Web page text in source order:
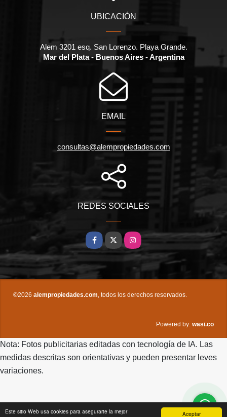
Aceptar
Este sitio Web usa cookies para asegurarte la mejor
UBICACIÓN
Alem 3201 esq. San Lorenzo. Playa Grande.
Mar del Plata - Buenos Aires - Argentina
EMAIL
consultas@alempropiedades.com
REDES SOCIALES
Facebook
X Instagram
©2026 alempropiedades.com, todos los derechos reservados.
Powered by: wasi.co
Nota: Fotos publicitarias editadas con tecnología de IA. Las
medidas descritas son orientativas y pueden presentar leves
variaciones.